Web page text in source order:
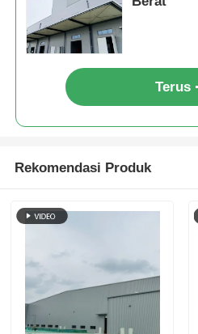
Jembatan Struktur Baja
Kantor Struktur Baja
Struktur Baja Bertingkat
Struktur baja industri
Gedung Baja Publik
Struktur baja komersial
Terus
Rekomendasi Produk